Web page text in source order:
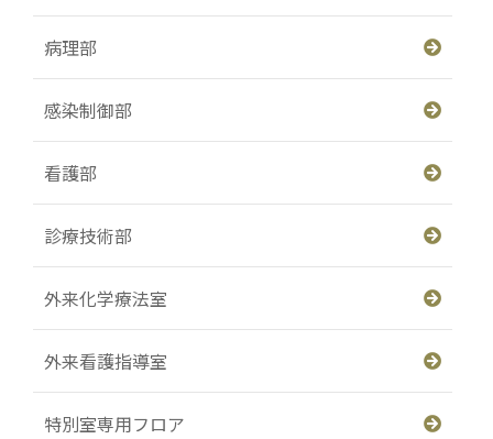
病理部
感染制御部
看護部
診療技術部
外来化学療法室
外来看護指導室
特別室専用フロア